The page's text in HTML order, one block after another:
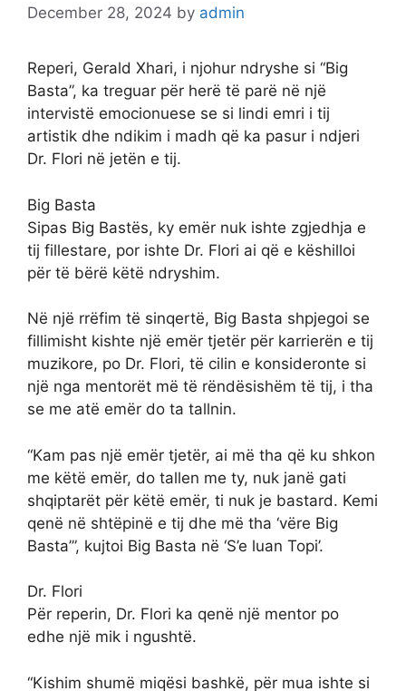
December 28, 2024 by admin
Reperi, Gerald Xhari, i njohur ndryshe si “Big
Basta”, ka treguar për herë të parë në një
intervistë emocionuese se si lindi emri i tij
artistik dhe ndikim i madh që ka pasur i ndjeri
Dr. Flori në jetën e tij.
Big Basta
Sipas Big Bastës, ky emër nuk ishte zgjedhja e
tij fillestare, por ishte Dr. Flori ai që e këshilloi
për të bërë këtë ndryshim.
Në një rrëfim të sinqertë, Big Basta shpjegoi se
fillimisht kishte një emër tjetër për karrierën e tij
muzikore, po Dr. Flori, të cilin e konsideronte si
një nga mentorët më të rëndësishëm të tij, i tha
se me atë emër do ta tallnin.
“Kam pas një emër tjetër, ai më tha që ku shkon
me këtë emër, do tallen me ty, nuk janë gati
shqiptarët për këtë emër, ti nuk je bastard. Kemi
qenë në shtëpinë e tij dhe më tha ‘vëre Big
Basta’”, kujtoi Big Basta në ‘S’e luan Topi’.
Dr. Flori
Për reperin, Dr. Flori ka qenë një mentor po
edhe një mik i ngushtë.
“Kishim shumë miqësi bashkë, për mua ishte si